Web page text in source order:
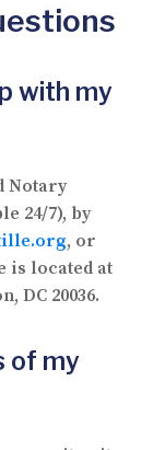
with my
Notary
24/7), by
, or
is located at
DC 20036.
of my